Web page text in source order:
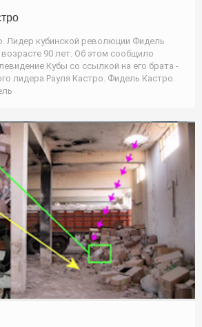
Лидер кубинской революции Фидель
90 лет. Об этом сообщило
Кубы со ссылкой на его брата -
лидера Рауля Кастро. Фидель Кастро.